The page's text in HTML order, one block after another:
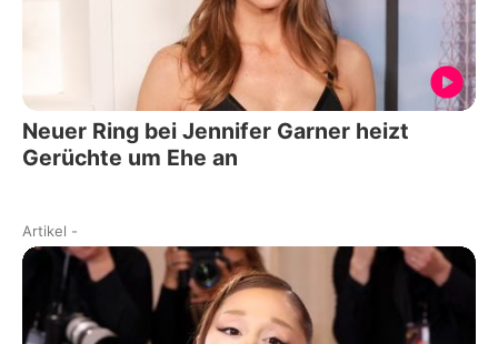
Neuer Ring bei Jennifer Garner heizt
Gerüchte um Ehe an
Artikel -